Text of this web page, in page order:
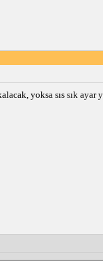
yoksa sıs sık ayar